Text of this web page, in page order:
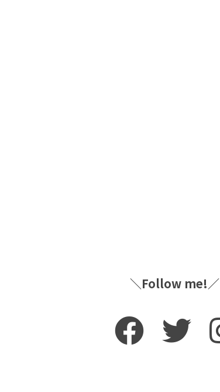
＼Follow me!／